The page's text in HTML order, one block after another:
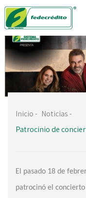
Inicio- Noticias-
Patrocinio de
El pasado 18 de
patrocinó el